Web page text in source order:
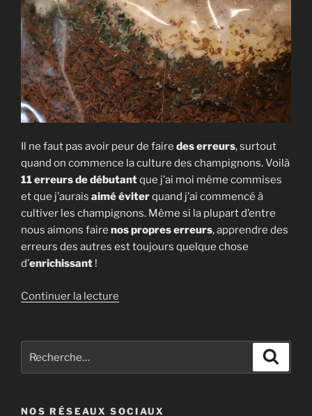
Il ne faut pas avoir peur de faire des erreurs, surtout
quand on commence la culture des champignons. Voilà
11 erreurs de débutantque j’ai moi même commises
et que j’aurais aimé éviterquand j’ai commencé à
cultiver les champignons. Même si la plupart d’entre
nous aimons faire nos propres erreurs, apprendre des
erreurs des autres est toujours quelque chose
d’enrichissant !
Continuer la lecture
erreurs
éviter »
pour
NOS RÉSEAUX SOCIAUX